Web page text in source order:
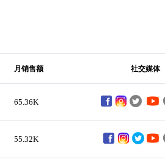
月销售额 社交媒体
65.36K
55.32K